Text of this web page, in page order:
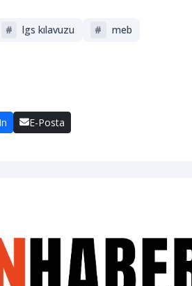
# lgs kılavuzu #
meb
E-Posta